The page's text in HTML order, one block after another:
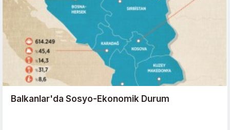
Balkanlar'da Sosyo-Ekonomik Durum